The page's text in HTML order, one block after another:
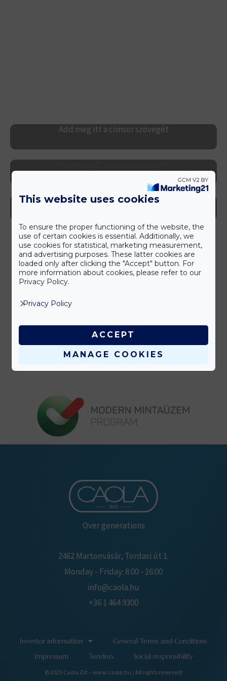
Add meg itt a címsor szövegét
Add meg itt a címsor szövegét
HÁZTARTÁSI VEGYIÁRU
Add meg itt a címsor szövegét
Add meg itt a címsor szövegét
Over generations
2462 Martonvásár, Tordasi út 1.
Monday - Friday: 8:00 - 16:00
info@caola.hu
+36 1 464 9300
Investor information
General Terms and Conditions
Impressum
Tenders Social responsibility
© 2023 Caola Zrt. - www.caola.hu / All rights reserved!
This website uses cookies
To ensure the proper functioning of the website, the
use of certain cookies is essential. Additionally, we
use cookies for statistical, marketing measurement,
and advertising purposes. These latter cookies are
loaded only after clicking the "Accept" button. For
more information about cookies, please refer to our
Privacy Policy.
Privacy Policy
MANAGE COOKIES
ACCEPT